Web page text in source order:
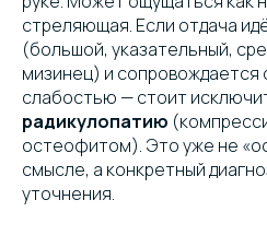
стреляющая. Если отдача
(большой, указательный,
мизинец) и
слабостью — стоит
радикулопатию
остеофитом). Это уже не
смысле, а конкретный
уточнения.